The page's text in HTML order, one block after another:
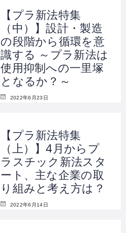
【プラ新法特集
（中）】設計・製造
の段階から循環を意
識する ～プラ新法は
使用抑制への一里塚
となるか？～
2022年6月23日
【プラ新法特集
（上）】4月からプ
ラスチック新法スタ
ート、主な企業の取
り組みと考え方は？
2022年6月14日